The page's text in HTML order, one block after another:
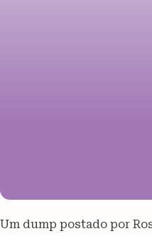
Um dump postado por